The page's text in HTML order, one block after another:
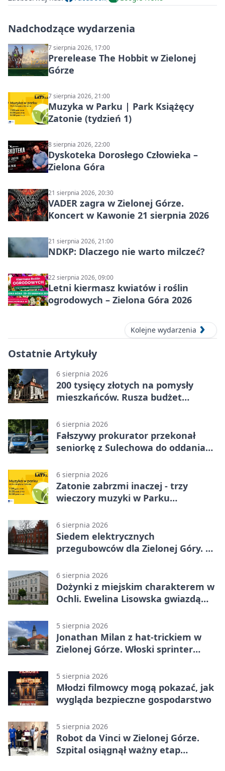
Nadchodzące wydarzenia
7 sierpnia 2026, 17:00
Prerelease The Hobbit w Zielonej
Górze
7 sierpnia 2026, 21:00
Muzyka w Parku | Park Książęcy
Zatonie (tydzień 1)
8 sierpnia 2026, 22:00
Dyskoteka Dorosłego Człowieka –
Zielona Góra
21 sierpnia 2026, 20:30
VADER zagra w Zielonej Górze.
Koncert w Kawonie 21 sierpnia 2026
21 sierpnia 2026, 21:00
NDKP: Dlaczego nie warto milczeć?
22 sierpnia 2026, 09:00
Letni kiermasz kwiatów i roślin
ogrodowych – Zielona Góra 2026
Kolejne wydarzenia
Ostatnie Artykuły
6 sierpnia 2026
200 tysięcy złotych na pomysły
mieszkańców. Rusza budżet
6 sierpnia 2026
Fałszywy prokurator przekonał
seniorkę z Sulechowa do oddania
6 sierpnia 2026
Zatonie zabrzmi inaczej - trzy
wieczory muzyki w Parku
6 sierpnia 2026
Siedem elektrycznych
przegubowców dla Zielonej Góry. To
6 sierpnia 2026
Dożynki z miejskim charakterem w
Ochli. Ewelina Lisowska gwiazdą
5 sierpnia 2026
Jonathan Milan z hat-trickiem w
Zielonej Górze. Włoski sprinter
5 sierpnia 2026
Młodzi filmowcy mogą pokazać, jak
wygląda bezpieczne gospodarstwo
5 sierpnia 2026
Robot da Vinci w Zielonej Górze.
Szpital osiągnął ważny etap